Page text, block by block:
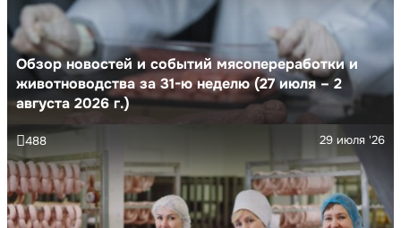
Обзор новостей и событий мясопереработки и
животноводства за 31-ю неделю (27 июля – 2
августа 2026 г.)
29 июля '26
488